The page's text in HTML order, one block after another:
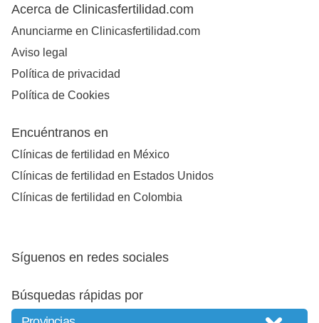
Acerca de Clinicasfertilidad.com
Anunciarme en Clinicasfertilidad.com
Aviso legal
Política de privacidad
Política de Cookies
Encuéntranos en
Clínicas de fertilidad en México
Clínicas de fertilidad en Estados Unidos
Clínicas de fertilidad en Colombia
Síguenos en redes sociales
Búsquedas rápidas por